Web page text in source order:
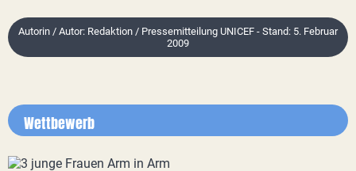
Autorin / Autor: Redaktion / Pressemitteilung UNICEF - Stand: 5. Februar
2009
Wettbewerb